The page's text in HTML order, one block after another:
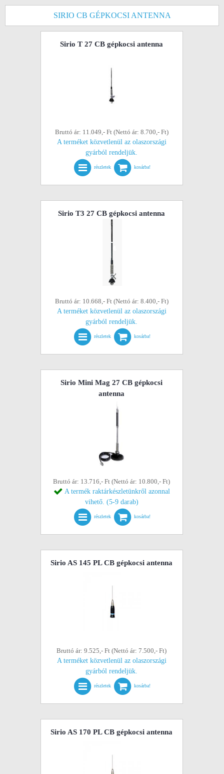
SIRIO CB GÉPKOCSI ANTENNA
Sirio T 27 CB gépkocsi antenna
Bruttó ár: 11.049,- Ft (Nettó ár: 8.700,- Ft)
A terméket közvetlenül az olaszországi
gyárból rendeljük.
részletek kosárba!
Sirio T3 27 CB gépkocsi antenna
Bruttó ár: 10.668,- Ft (Nettó ár: 8.400,- Ft)
A terméket közvetlenül az olaszországi
gyárból rendeljük.
részletek kosárba!
Sirio Mini Mag 27 CB gépkocsi
antenna
Bruttó ár: 13.716,- Ft (Nettó ár: 10.800,- Ft)
A termék raktárkészletünkről azonnal
vihető. (5-9 darab)
részletek kosárba!
Sirio AS 145 PL CB gépkocsi antenna
Bruttó ár: 9.525,- Ft (Nettó ár: 7.500,- Ft)
A terméket közvetlenül az olaszországi
gyárból rendeljük.
részletek kosárba!
Sirio AS 170 PL CB gépkocsi antenna